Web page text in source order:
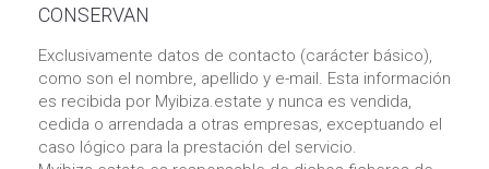
CONSERVAN
Exclusivamente datos de contacto (carácter básico),
como son el nombre, apellido y e-mail. Esta información
es recibida por Myibiza.estate y nunca es vendida,
cedida o arrendada a otras empresas, exceptuando el
caso lógico para la prestación del servicio.